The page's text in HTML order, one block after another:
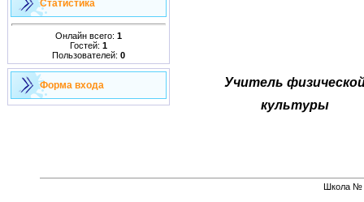
Статистика
Онлайн всего: 1
Гостей: 1
Пользователей: 0
Форма входа
Учитель
культуры
Школа №